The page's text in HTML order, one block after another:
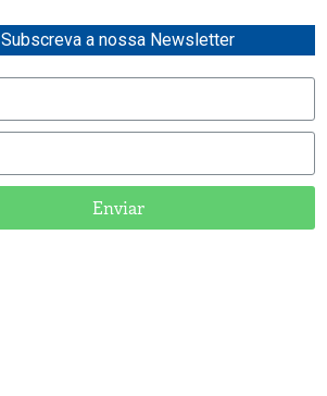
Subscreva a nossa Newsletter
Enviar